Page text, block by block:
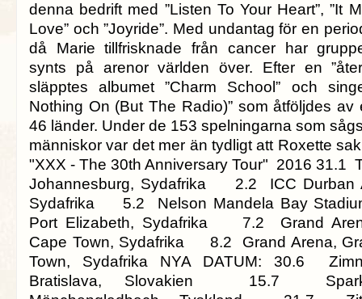
denna bedrift med ”Listen To Your Heart”, ”It
Love” och ”Joyride”. Med undantag för en
då Marie tillfrisknade från cancer har
synts på arenor världen över. Efter en
släpptes albumet ”Charm School” och
Nothing On (But The Radio)” som åtföljdes av
46 länder. Under de 153 spelningarna som
människor var det mer än tydligt att Roxette
"XXX - The 30th Anniversary Tour" 2016 31.1
Johannesburg, Sydafrika 2.2 ICC Durban
Sydafrika 5.2 Nelson Mandela Bay
Port Elizabeth, Sydafrika 7.2 Grand
Cape Town, Sydafrika 8.2 Grand Arena,
Town, Sydafrika NYA DATUM: 30.6
Bratislava, Slovakien 15.7